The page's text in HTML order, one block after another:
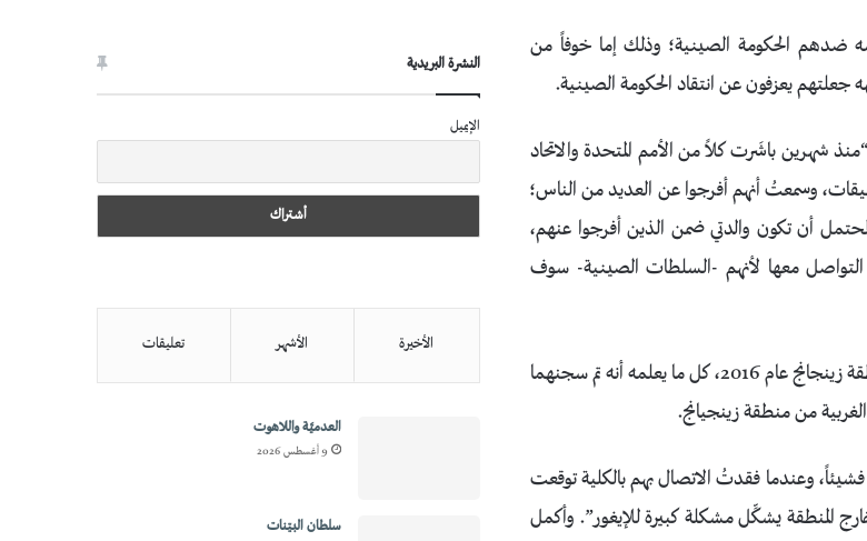
ضدهم الحكومة الصينية؛ وذلك إما خوفاً من
جعلتهم يعزفون عن انتقاد الحكومة الصينية.
شهرين باشَرت كلاً من الأمم المتحدة والاتحاد
وسمعتُ أنهم أفرجوا عن العديد من الناس؛
أن تكون والدتي ضمن الذين أفرجوا عنهم،
التواصل معها لأنهم -السلطات الصينية- سوف
لم يتواصل إركين مع أيٍ من والديه منذ شنت الصين حملتها الوحشية على منطقة زينجانج عام 2016، كل ما يعلمه أنه تم سجنهما
من منطقة زينجيانج.
وعندما فقدتُ الاتصال بهم بالكلية توقعت
يشكِّل مشكلة كبيرة للإيغور”. وأكمل
النشرة البريدية
الإيميل
الأخيرة الأشهر تعليقات
العدميَّة واللاهوت
9 أغسطس 2026
سلطان البيّنات